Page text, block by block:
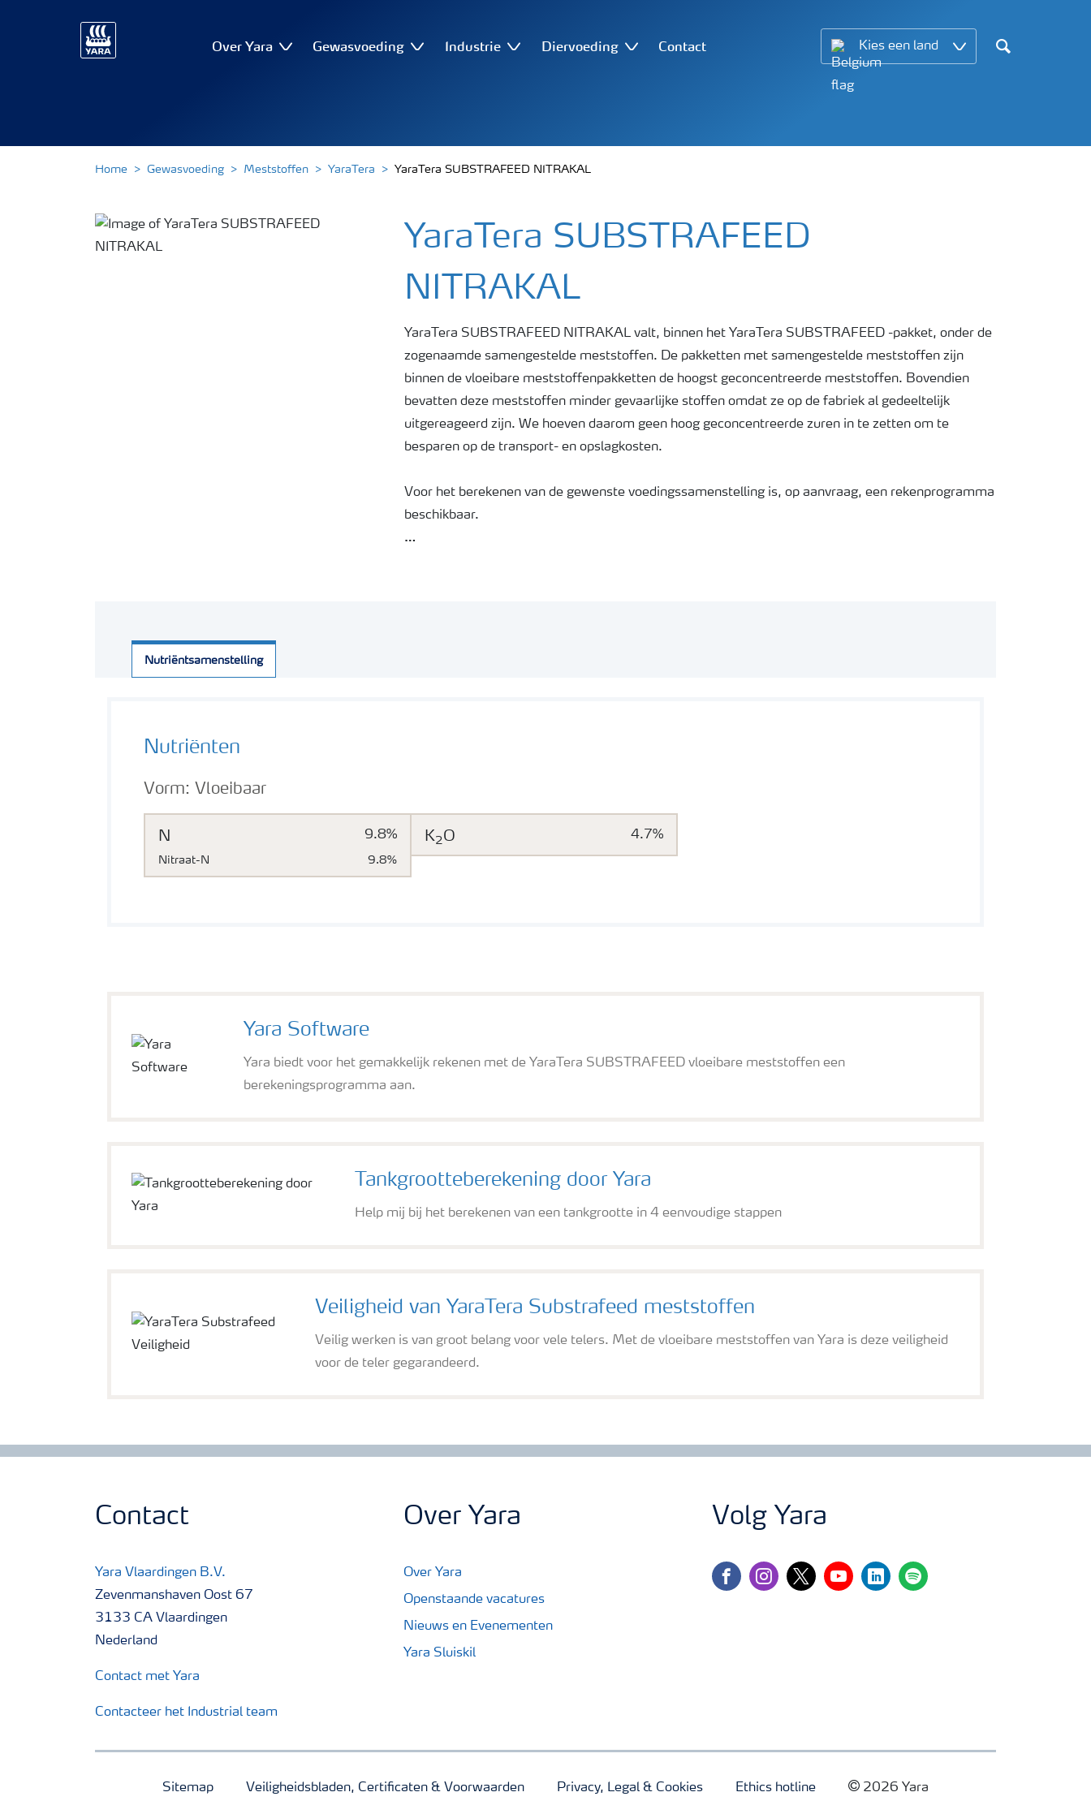
Over Yara Gewasvoeding Industrie Diervoeding Contact Kies een land
Search
Home Gewasvoeding Meststoffen YaraTera YaraTera SUBSTRAFEED NITRAKAL
YaraTera SUBSTRAFEED
NITRAKAL
YaraTera SUBSTRAFEED NITRAKAL valt, binnen het YaraTera SUBSTRAFEED -pakket, onder de
zogenaamde samengestelde meststoffen. De pakketten met samengestelde meststoffen zijn
binnen de vloeibare meststoffenpakketten de hoogst geconcentreerde meststoffen. Bovendien
bevatten deze meststoffen minder gevaarlijke stoffen omdat ze op de fabriek al gedeeltelijk
uitgereageerd zijn. We hoeven daarom geen hoog geconcentreerde zuren in te zetten om te
besparen op de transport- en opslagkosten.
Voor het berekenen van de gewenste voedingssamenstelling is, op aanvraag, een rekenprogramma
beschikbaar.
Nutriëntsamenstelling
Nutriënten
N 9.8%
Nitraat-N 9.8%
K2 O 4.7%
Vorm: Vloeibaar
Yara Software
Yara biedt voor het gemakkelijk rekenen met de YaraTera SUBSTRAFEED vloeibare meststoffen een
berekeningsprogramma aan.
Tankgrootteberekening door Yara
Help mij bij het berekenen van een tankgrootte in 4 eenvoudige stappen
Veiligheid van YaraTera Substrafeed meststoffen
Veilig werken is van groot belang voor vele telers. Met de vloeibare meststoffen van Yara is deze veiligheid
voor de teler gegarandeerd.
Contact
Yara Vlaardingen B.V.
Zevenmanshaven Oost 67
3133 CA Vlaardingen
Nederland
Contact met Yara
Contacteer het Industrial team
Over Yara
Over Yara
Openstaande vacatures
Nieuws en Evenementen
Yara Sluiskil
Volg Yara
facebookinstagram
twitteryoutubelinkedinspotify
Sitemap Veiligheidsbladen, Certificaten & Voorwaarden Privacy, Legal & Cookies Ethics hotline 2026 Yara